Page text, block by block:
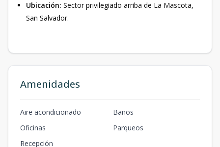
Ubicación: Sector privilegiado arriba de La Mascota,
San Salvador.
Amenidades
Aire acondicionado
Baños
Oficinas
Parqueos
Recepción